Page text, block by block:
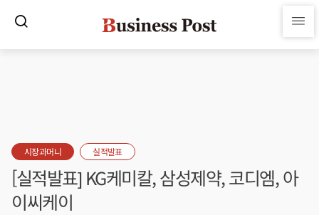
시장과머니 실적발표
[실적발표] KG케미칼, 삼성제약, 코디엠, 아
이씨케이